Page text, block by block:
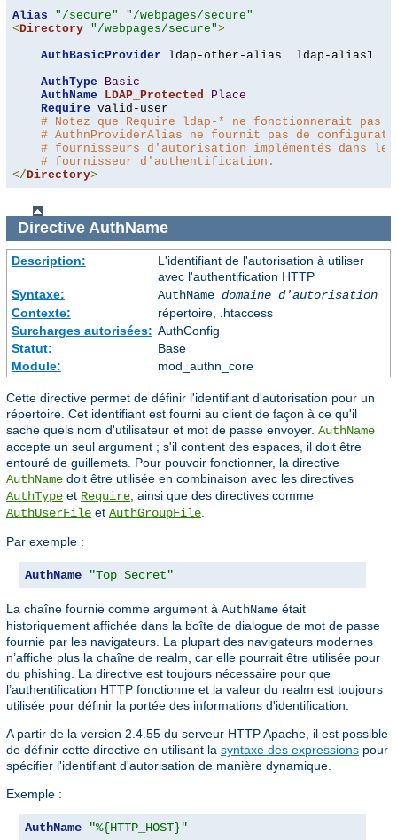
Alias
"/secure"
"/webpages/secure"
<Directory "/webpages/secure">
AuthBasicProvider ldap-other-alias  ldap-alias1
AuthType
Basic
AuthName
LDAP_Protected
Place
Require valid-user
# Notez que Require ldap-* ne fonctionnerait pas
# AuthnProviderAlias ne fournit pas de
# fournisseurs d'autorisation implémentés dans le
# fournisseur d'authentification.
</Directory>
Directive AuthName
Description:
L'identifiant de l'autorisation à utiliser
avec l'authentification HTTP
Syntaxe:
AuthName domaine d'autorisation
Contexte:
répertoire, .htaccess
Surcharges autorisées: AuthConfig
Statut:
Base
Module:
mod_authn_core
Cette directive permet de définir l'identifiant d'autorisation pour un
répertoire. Cet identifiant est fourni au client de façon à ce qu'il
sache quels nom d'utilisateur et mot de passe envoyer. AuthName
accepte un seul argument ; s'il contient des espaces, il doit être
entouré de guillemets. Pour pouvoir fonctionner, la directive
AuthName doit être utilisée en combinaison avec les directives
AuthType et Require , ainsi que des directives comme
AuthUserFile et AuthGroupFile
Par exemple :
AuthName "Top Secret"
La chaîne fournie comme argument à AuthName était
historiquement affichée dans la boîte de dialogue de mot de passe
fournie par les navigateurs. La plupart des navigateurs modernes
n’affiche plus la chaîne de realm, car elle pourrait être utilisée pour
du phishing. La directive est toujours nécessaire pour que
l’authentification HTTP fonctionne et la valeur du realm est toujours
utilisée pour définir la portée des informations d'identification.
A partir de la version 2.4.55 du serveur HTTP Apache, il est possible
de définir cette directive en utilisant la syntaxe des expressions pour
spécifier l'identifiant d'autorisation de manière dynamique.
Exemple :
AuthName "%{HTTP_HOST}"